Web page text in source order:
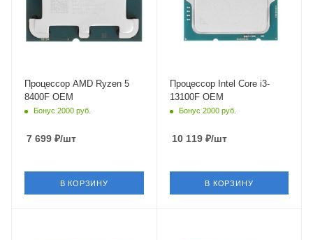
Встроенный контроллер
PCI Express
PCIe 4.0
Процессор AMD Ryzen 5
8400F OEM
Бонус 2000 руб.
7 699 ₽/шт
В КОРЗИНУ
Встроенный контроллер
PCI Express
PCIe 5.0
Процессор Intel Core i3-
13100F OEM
Бонус 2000 руб.
10 119₽/шт
В КОРЗИНУ